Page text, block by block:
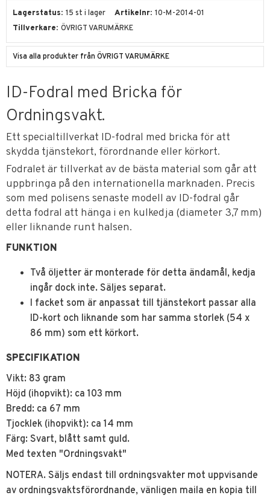
Lagerstatus 15 st i lager Artikelnr 10-M-2014-01
Tillverkare ÖVRIGT VARUMÄRKE
Visa alla produkter från ÖVRIGT VARUMÄRKE
ID-Fodral med Bricka för
Ordningsvakt.
Ett specialtillverkat ID-fodral med bricka för att
skydda tjänstekort, förordnande eller körkort.
Fodralet är tillverkat av de bästa material som går att
uppbringa på den internationella marknaden. Precis
som med polisens senaste modell av ID-fodral går
detta fodral att hänga i en kulkedja (diameter 3,7 mm)
eller liknande runt halsen.
FUNKTION
Två öljetter är monterade för detta ändamål, kedja
ingår dock inte. Säljes separat.
I facket som är anpassat till tjänstekort passar alla
ID-kort och liknande som har samma storlek (54 x
86 mm) som ett körkort.
SPECIFIKATION
Vikt: 83 gram
Höjd (ihopvikt): ca 103 mm
Bredd: ca 67 mm
Tjocklek (ihopvikt): ca 14 mm
Färg: Svart, blått samt guld.
Med texten "Ordningsvakt"
NOTERA. Säljs endast till ordningsvakter mot uppvisande
av ordningsvaktsförordnande, vänligen maila en kopia till